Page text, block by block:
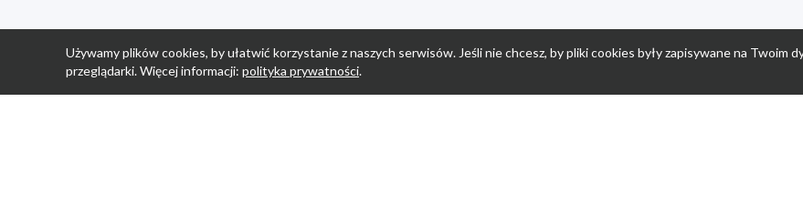
Używamy plików cookies, by ułatwić korzystanie z naszych serwisów. Jeśli nie chcesz, by pliki cookies były zapisywane na Twoim
przeglądarki. Więcej informacji: polityka prywatności.